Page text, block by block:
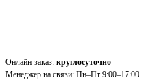
Онлайн-заказ: круглосуточно
Менеджер на связи: Пн–Пт 9:00–17:00